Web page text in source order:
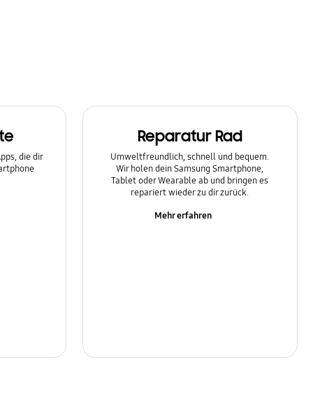
die dir
Reparatur Rad
Umweltfreundlich, schnell und bequem.
Wir holen dein Samsung Smartphone,
Tablet oder Wearable ab und bringen es
repariert wieder zu dir zurück.
Mehr erfahren